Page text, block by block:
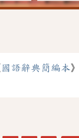
國語辭典簡編本